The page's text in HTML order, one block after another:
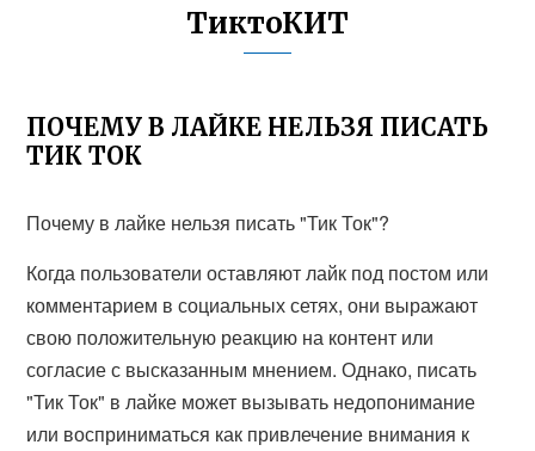
ТиктоКИТ
ПОЧЕМУ В ЛАЙКЕ НЕЛЬЗЯ ПИСАТЬ
ТИК ТОК
Почему в лайке нельзя писать "Тик Ток"?
Когда пользователи оставляют лайк под постом или
комментарием в социальных сетях, они выражают
свою положительную реакцию на контент или
согласие с высказанным мнением. Однако, писать
"Тик Ток" в лайке может вызывать недопонимание
или восприниматься как привлечение внимания к